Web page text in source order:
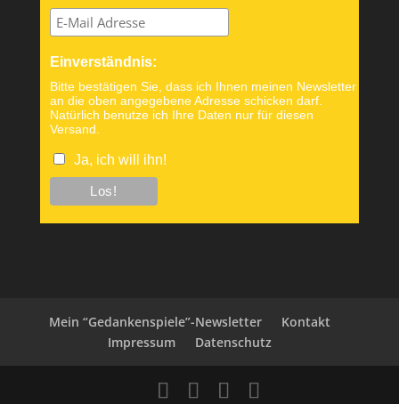
Einverständnis:
Bitte bestätigen Sie, dass ich Ihnen meinen Newsletter
an die oben angegebene Adresse schicken darf.
Natürlich benutze ich Ihre Daten nur für diesen
Versand.
Ja, ich will ihn!
Mein “Gedankenspiele”-Newsletter
Kontakt
Impressum
Datenschutz